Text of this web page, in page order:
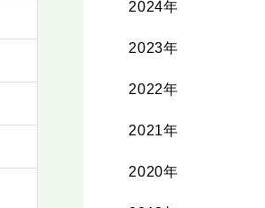
2024年
2023年
2022年
2021年
2020年